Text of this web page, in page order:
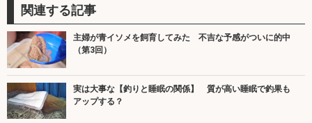
関連する記事
主婦が青イソメを飼育してみた 不吉な予感がついに的中
（第3回）
実は大事な【釣りと睡眠の関係】 質が高い睡眠で釣果も
アップする？